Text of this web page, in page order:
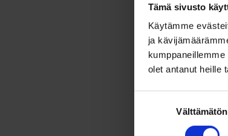
Tämä sivusto
Käytämme
ja
olet antanut heille
Välttämätön